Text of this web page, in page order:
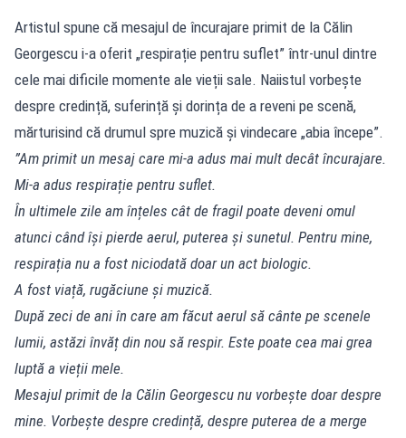
Artistul spune că mesajul de încurajare primit de la Călin
Georgescu i-a oferit „respirație pentru suflet” într-unul dintre
cele mai dificile momente ale vieții sale. Naiistul vorbește
despre credință, suferință și dorința de a reveni pe scenă,
mărturisind că drumul spre muzică și vindecare „abia începe”.
”Am primit un mesaj care mi-a adus mai mult decât încurajare.
Mi-a adus respirație pentru suflet.
În ultimele zile am înțeles cât de fragil poate deveni omul
atunci când își pierde aerul, puterea și sunetul. Pentru mine,
respirația nu a fost niciodată doar un act biologic.
A fost viață, rugăciune și muzică.
După zeci de ani în care am făcut aerul să cânte pe scenele
lumii, astăzi învăț din nou să respir. Este poate cea mai grea
luptă a vieții mele.
Mesajul primit de la Călin Georgescu nu vorbește doar despre
mine. Vorbește despre credință, despre puterea de a merge